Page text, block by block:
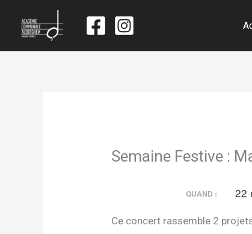
Semaine Festive :
QUAND : 22
Ce concert rassemble 2